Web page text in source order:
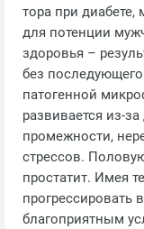
тора при диабете,
для потенции
здоровья –
без
патогенной
развивается из-
промежности,
стрессов.
простатит. Имея
прогрессировать
благоприятным